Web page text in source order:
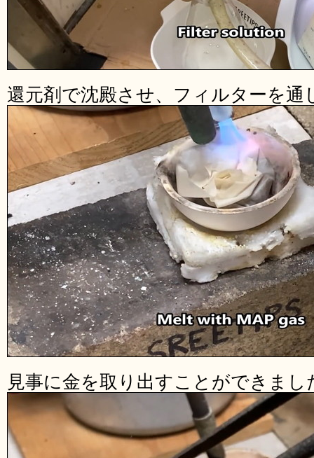
還元剤で沈殿させ、フィルターを通
見事に金を取り出すことができまし